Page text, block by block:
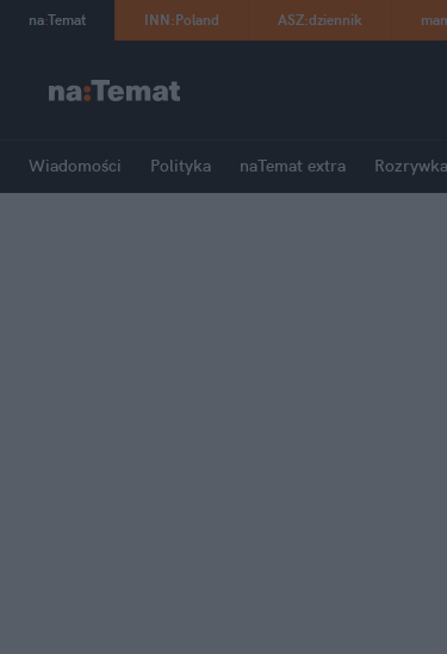
na:Temat INN:Poland ASZ:dziennik
Wiadomości Polityka naTemat extra Rozrywka